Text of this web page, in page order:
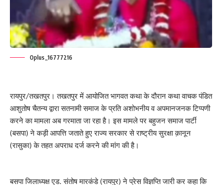
Oplus_16777216
रायपुर/तखतपुर। तखतपुर में आयोजित भागवत कथा के दौरान कथा वाचक पंडित
आशुतोष चैतन्य द्वारा सतनामी समाज के प्रति अशोभनीय व अपमानजनक टिप्पणी
करने का मामला अब गरमाता जा रहा है। इस मामले पर बहुजन समाज पार्टी
(बसपा) ने कड़ी आपत्ति जताते हुए राज्य सरकार से राष्ट्रीय सुरक्षा क़ानून
(रासुका) के तहत अपराध दर्ज करने की मांग की है।
बसपा जिलाध्यक्ष एड. संतोष मारकंडे (रायपुर) ने प्रेस विज्ञप्ति जारी कर कहा कि